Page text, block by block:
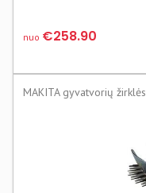
nuo €258.90
MAKITA gyvatvorių žirklės